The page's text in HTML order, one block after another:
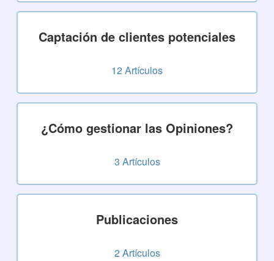
Captación de clientes potenciales
12 Artículos
¿Cómo gestionar las Opiniones?
3 Artículos
Publicaciones
2 Artículos